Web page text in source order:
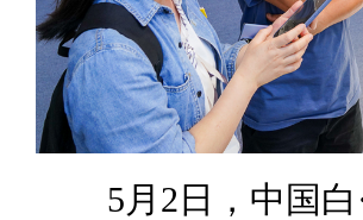
5月2日，中国白·